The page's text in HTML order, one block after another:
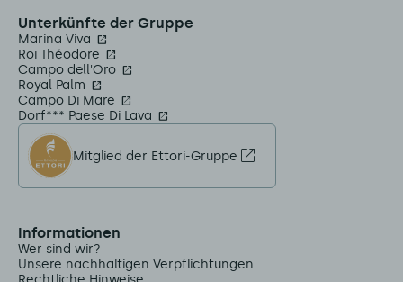
Unterkünfte der Gruppe
Marina Viva
Roi Théodore
Campo dell'Oro
Royal Palm
Campo Di Mare
Dorf*** Paese Di Lava
Mitglied der Ettori-Gruppe
Informationen
Wer sind wir?
Unsere nachhaltigen Verpflichtungen